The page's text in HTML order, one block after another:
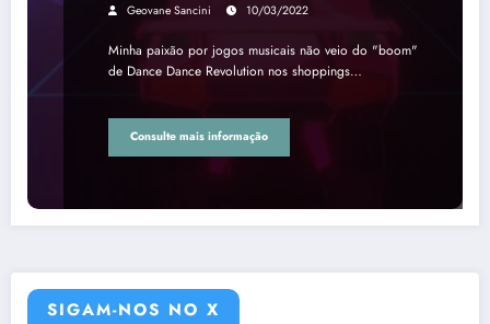
Geovane Sancini 10/03/2022
Minha paixão por jogos musicais não veio do "boom"
de Dance Dance Revolution nos shoppings…
Consulte mais informação
SIGAM-NOS NO X